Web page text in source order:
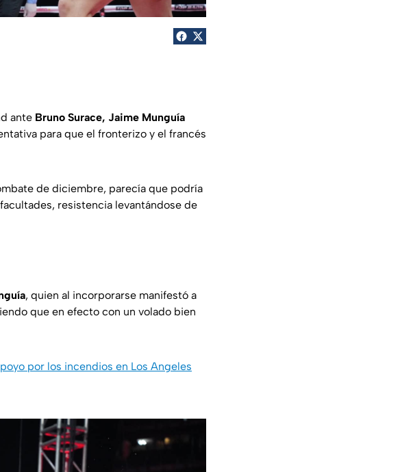
ante Bruno Surace, Jaime Munguía
para que el fronterizo y el francés
de diciembre, parecía que podría
resistencia levantándose de
, quien al incorporarse manifestó a
que en efecto con un volado bien
por los incendios en Los Angeles